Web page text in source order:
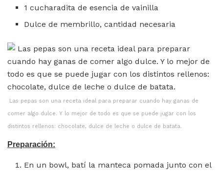
1 cucharadita de esencia de vainilla
Dulce de membrillo, cantidad necesaria
Las pepas son una receta ideal para preparar cuando hay ganas de
comer algo dulce. Y lo mejor de todo es que se puede jugar con los
distintos rellenos: chocolate, dulce de leche o dulce de batata.
Preparación:
En un bowl, batí la manteca pomada junto con el